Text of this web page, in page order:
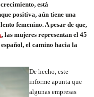
está
positiva, aún tiene una
femenino. A pesar de que,
, las mujeres representan el 45
el camino hacia la
De hecho, este
informe apunta que
algunas empresas